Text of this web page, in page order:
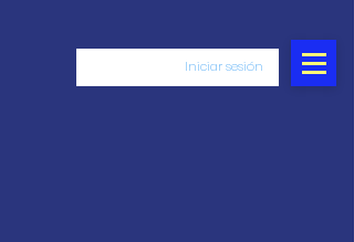
Iniciar sesión